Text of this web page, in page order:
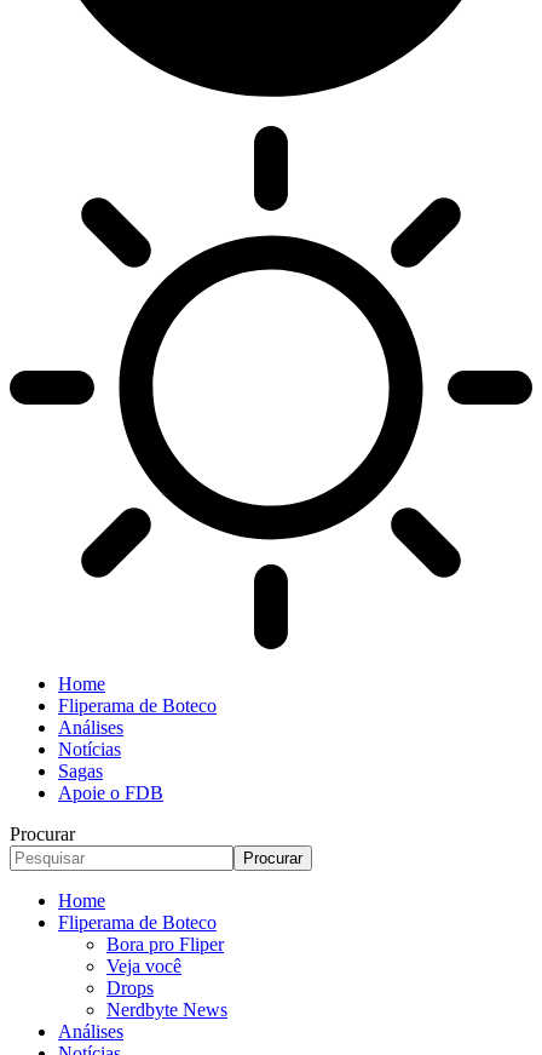
Home
Fliperama de Boteco
Análises
Notícias
Sagas
Apoie o FDB
Procurar
Home
Fliperama de Boteco
Bora pro Fliper
Veja você
Drops
Nerdbyte News
Análises